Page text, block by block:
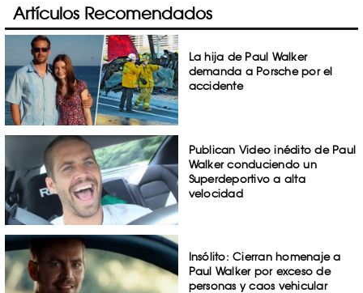
Artículos Recomendados
La hija de Paul Walker
demanda a Porsche por el
accidente
Publican Video inédito de Paul
Walker conduciendo un
Superdeportivo a alta
velocidad
Insólito: Cierran homenaje a
Paul Walker por exceso de
personas y caos vehicular